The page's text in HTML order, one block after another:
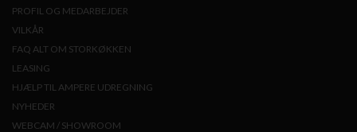
PROFIL OG MEDARBEJDER
VILKÅR
FAQ ALT OM STORKØKKEN
LEASING
HJÆLP TIL AMPERE UDREGNING
NYHEDER
WEBCAM / SHOWROOM